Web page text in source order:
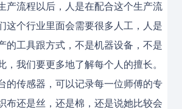
产流程以后，人是在配合这个生产流
这个行业里面会需要很多人工，人是
的工具跟方式，不是机器设备，不是
，我们要更多地了解每个人的擅长。
的传感器，可以记录每一位师傅的专
布还是丝，还是棉，还是说她比较会